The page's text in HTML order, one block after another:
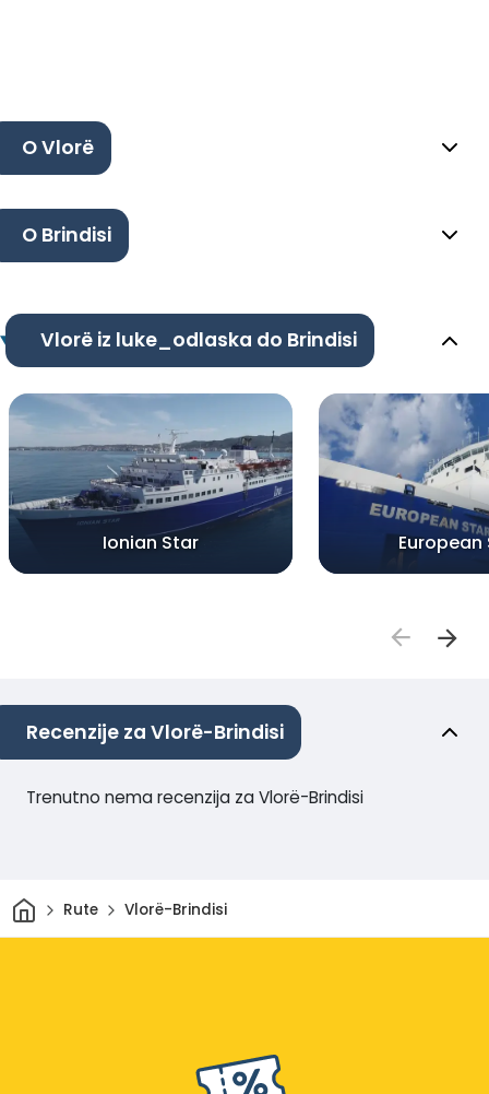
O Vlorë
O Brindisi
Vlorë iz luke_odlaska do Brindisi
Ionian Star European
Recenzije za Vlorë-Brindisi
Trenutno nema recenzija za Vlorë-Brindisi
DomRute Vlorë-Brindisi